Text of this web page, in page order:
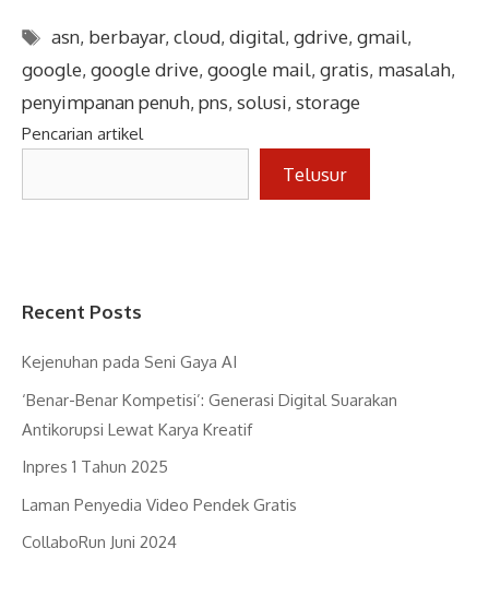
Tags
asn, berbayar,cloud,digital,gdrive,gmail,
google, google drive, google mail, gratis, masalah,
penyimpanan penuh, pns, solusi, storage
Pencarian artikel
Telusur
Recent Posts
Kejenuhan pada Seni Gaya AI
‘Benar-Benar Kompetisi’: Generasi Digital Suarakan
Antikorupsi Lewat Karya Kreatif
Inpres 1 Tahun 2025
Laman Penyedia Video Pendek Gratis
CollaboRun Juni 2024